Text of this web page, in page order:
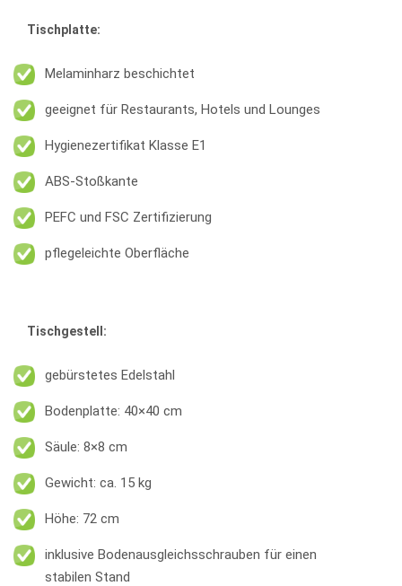
Tischplatte:
Melaminharz beschichtet
geeignet für Restaurants, Hotels und Lounges
Hygienezertifikat Klasse E1
ABS-Stoßkante
PEFC und FSC Zertifizierung
pflegeleichte Oberfläche
Tischgestell:
gebürstetes Edelstahl
Bodenplatte: 40×40 cm
Säule: 8×8 cm
Gewicht: ca. 15 kg
Höhe: 72 cm
inklusive Bodenausgleichsschrauben für einen
stabilen Stand